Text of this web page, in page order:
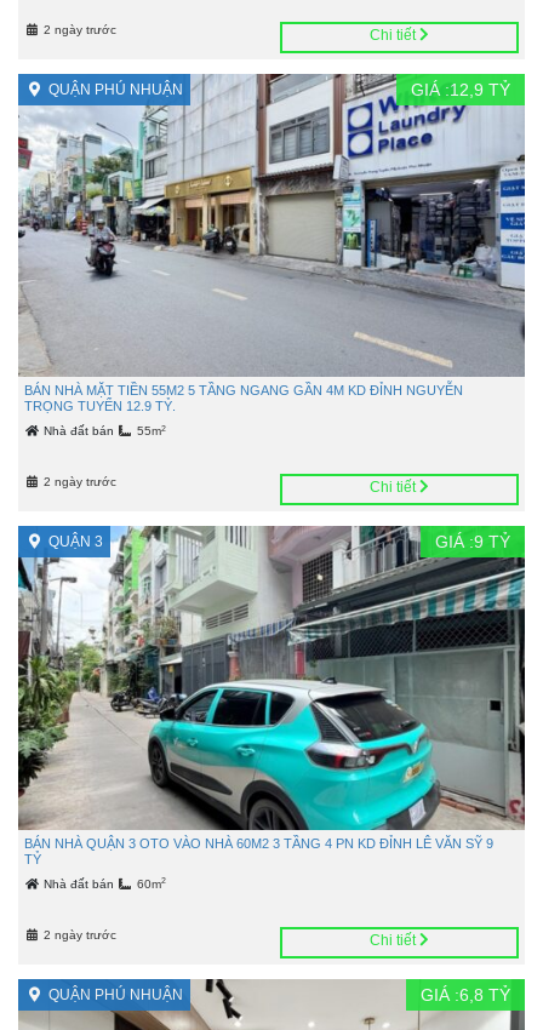
2 ngày trước Chi tiết
QUẬN PHÚ NHUẬN GIÁ :12,9 TỶ
BÁN NHÀ MẶT TIỀN 55M2 5 TẦNG NGANG GẦN 4M KD ĐỈNH NGUYỄN
TRỌNG TUYỂN 12.9 TỶ.
Nhà đất bán 55m2
2 ngày trước Chi tiết
QUẬN 3 GIÁ :9 TỶ
BÁN NHÀ QUẬN 3 OTO VÀO NHÀ 60M2 3 TẦNG 4 PN KD ĐỈNH LÊ VĂN SỸ 9
TỶ
Nhà đất bán 60m2
2 ngày trước Chi tiết
QUẬN PHÚ NHUẬN GIÁ :6,8 TỶ